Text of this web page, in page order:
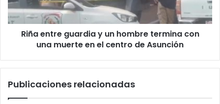
Riña entre guardia y un hombre termina con
una muerte en el centro de Asunción
Publicaciones relacionadas